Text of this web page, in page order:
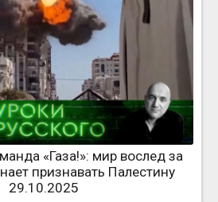
«Газа!»: мир вослед за
признавать Палестину
29.10.2025